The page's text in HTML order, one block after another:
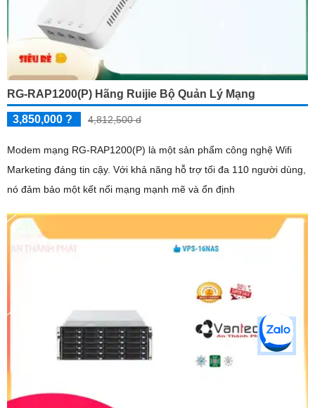
RG-RAP1200(P) Hãng Ruijie Bộ Quản Lý Mạng
3,850,000 ? 4,812,500 d
Modem mạng RG-RAP1200(P) là một sản phẩm công nghệ Wifi
Marketing đáng tin cậy. Với khả năng hỗ trợ tối đa 110 người dùng,
nó đảm bảo một kết nối mạng mạnh mẽ và ổn định